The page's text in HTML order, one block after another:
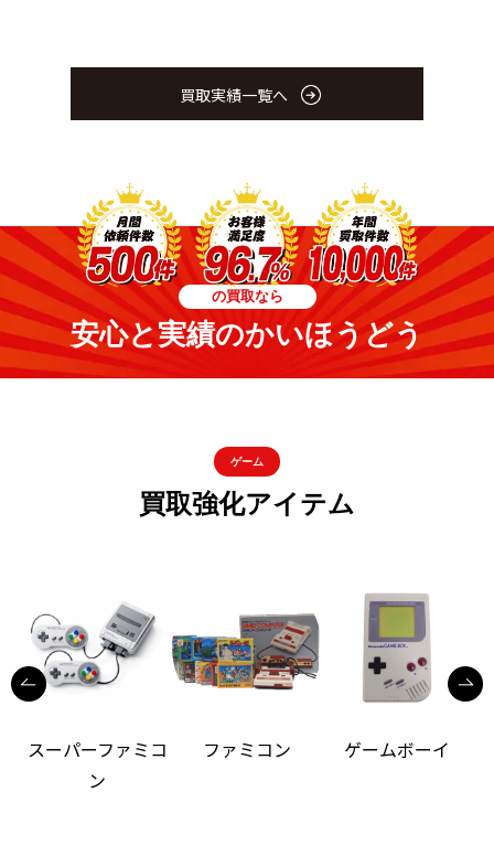
買取実績一覧へ
の買取なら
安心と実績のかいほうどう
ゲーム
買取強化アイテム
スーパーファミコ
ン
ファミコン ゲームボーイ